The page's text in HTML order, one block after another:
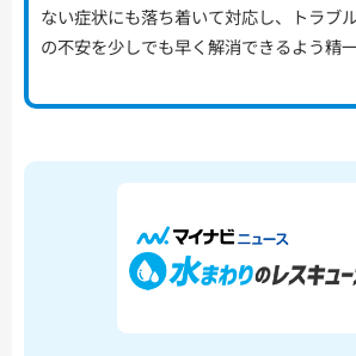
ない症状にも落ち着いて対応し、トラブ
の不安を少しでも早く解消できるよう精